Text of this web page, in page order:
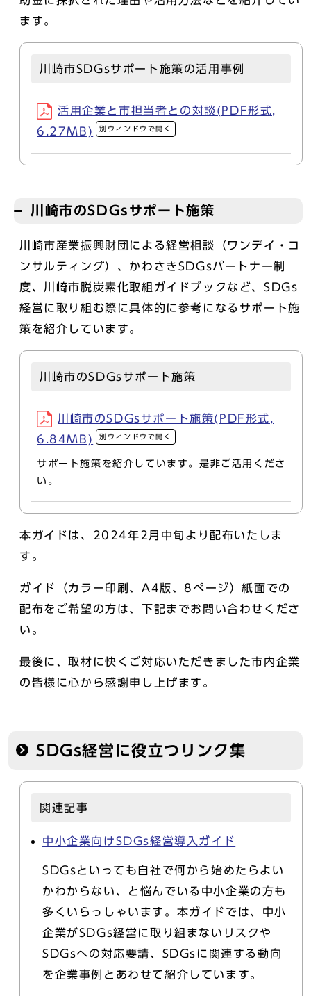
ます。
川崎市SDGsサポート施策の活用事例
活用企業と市担当者との対談(PDF形式,
6.27MB)
別ウィンドウで開く
川崎市のSDGsサポート施策
川崎市産業振興財団による経営相談（ワンデイ・コ
ンサルティング）、かわさきSDGsパートナー制
度、川崎市脱炭素化取組ガイドブックなど、SDGs
経営に取り組む際に具体的に参考になるサポート施
策を紹介しています。
川崎市のSDGsサポート施策
川崎市のSDGsサポート施策(PDF形式,
6.84MB)
別ウィンドウで開く
サポート施策を紹介しています。是非ご活用くださ
い。
本ガイドは、2024年2月中旬より配布いたしま
す。
ガイド（カラー印刷、A4版、8ページ）紙面での
配布をご希望の方は、下記までお問い合わせくださ
い。
最後に、取材に快くご対応いただきました市内企業
の皆様に心から感謝申し上げます。
SDGs経営に役立つリンク集
関連記事
中小企業向けSDGs経営導入ガイド
SDGsといっても自社で何から始めたらよい
かわからない、と悩んでいる中小企業の方も
多くいらっしゃいます。本ガイドでは、中小
企業がSDGs経営に取り組まないリスクや
SDGsへの対応要請、SDGsに関連する動向
を企業事例とあわせて紹介しています。